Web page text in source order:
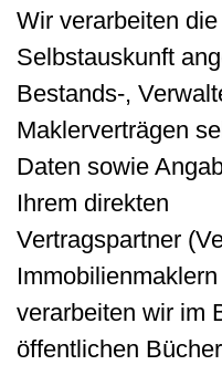
Wir verarbeiten
Selbstauskunft
Bestands-,
Maklerverträgen
Daten sowie
Ihrem direkten
Vertragspartner
verarbeiten wir im
öffentlichen